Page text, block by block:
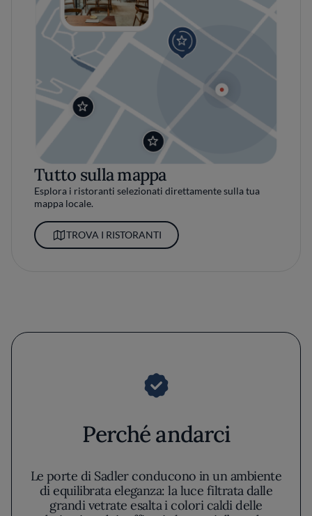
Tutto sulla mappa
Esplora i ristoranti selezionati direttamente sulla tua
mappa locale.
TROVA I RISTORANTI
Perché andarci
Le porte di Sadler conducono in un ambiente
di equilibrata eleganza: la luce filtrata dalle
grandi vetrate esalta i colori caldi delle